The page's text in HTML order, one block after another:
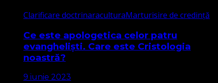
Clarificare doctrinaraculturaMarturisire de credință
Ce este apologetica celor patru
evangheliști. Care este Cristologia
noastră?
9 iunie 2023